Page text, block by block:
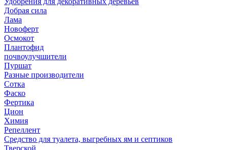
Добрая сила
Лама
Новоферт
Осмокот
Плантофид
почвоулучшители
Пуршат
Разные производители
Сотка
Фаско
Фертика
Цион
Химия
Репеллент
Средство для туалета, выгребных ям и септиков